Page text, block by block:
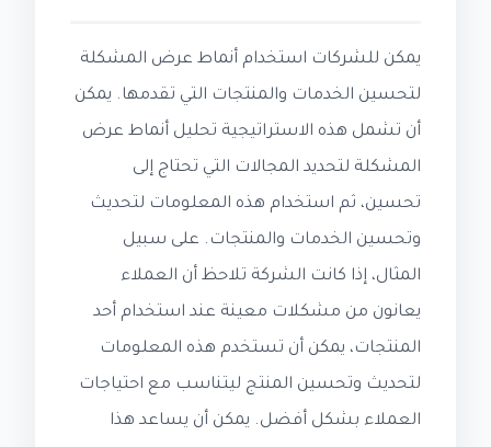
يمكن للشركات استخدام أنماط عرض المشكلة
لتحسين الخدمات والمنتجات التي تقدمها. يمكن
أن تشمل هذه الاستراتيجية تحليل أنماط عرض
المشكلة لتحديد المجالات التي تحتاج إلى
تحسين، ثم استخدام هذه المعلومات لتحديث
وتحسين الخدمات والمنتجات. على سبيل
المثال، إذا كانت الشركة تلاحظ أن العملاء
يعانون من مشكلات معينة عند استخدام أحد
المنتجات، يمكن أن تستخدم هذه المعلومات
لتحديث وتحسين المنتج ليتناسب مع احتياجات
العملاء بشكل أفضل. يمكن أن يساعد هذا